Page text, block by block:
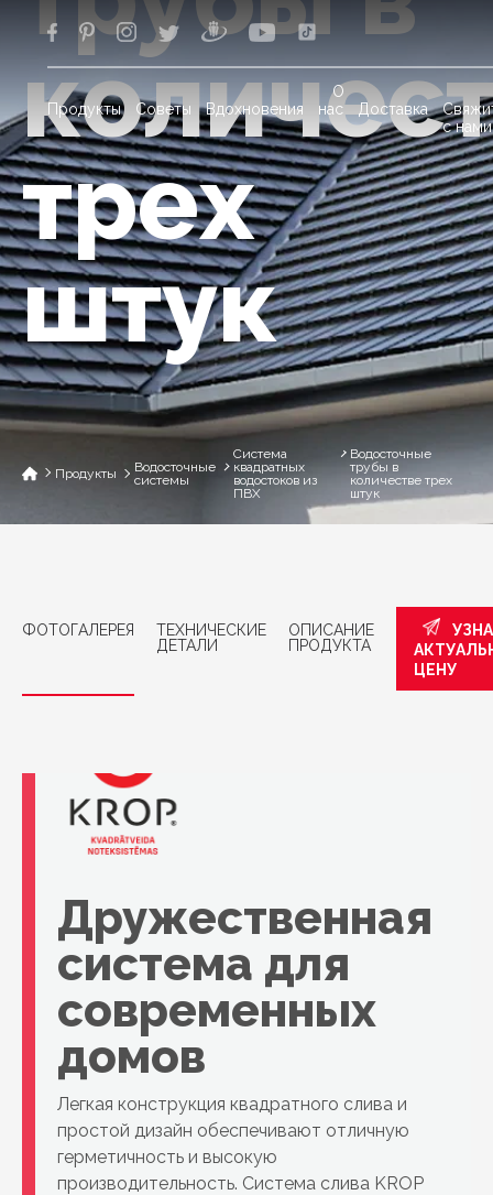
Продукты Советы Вдохновения
О
нас
Доставка
с нами
трех
штук
Продукты
Водосточные
системы
Система
квадратных
водостоков из
ПВХ
Водосточные
трубы в
количестве трех
штук
ФОТОГАЛЕРЕЯ
ТЕХНИЧЕСКИЕ
ДЕТАЛИ
ОПИСАНИЕ
ПРОДУКТА
ЦЕНУ
Дружественная
система для
современных
домов
Легкая конструкция квадратного слива и
простой дизайн обеспечивают отличную
герметичность и высокую
производительность. Система слива KROP